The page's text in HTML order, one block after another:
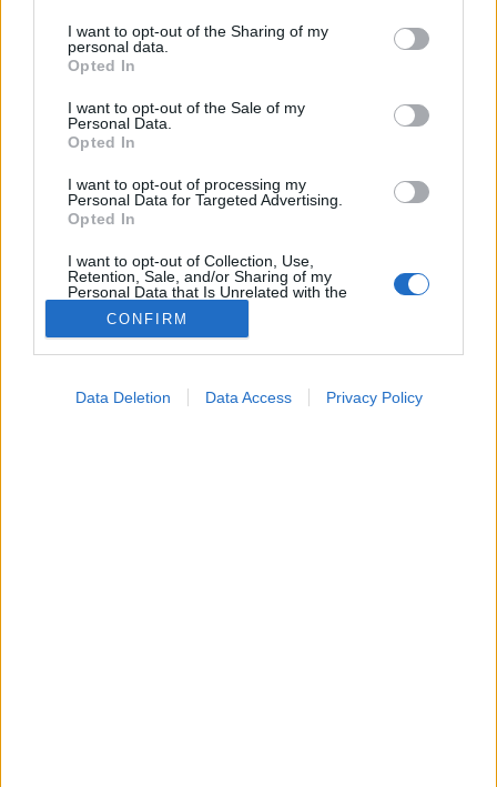
not limited to your visit or usage behaviour. You may click to
grant or deny consent to Google and its third-party tags to
use your data for below specified purposes in below Google
consent section.
I want to opt-out of the Sharing of my
personal data.
Opted In
I want to opt-out of the Sale of my
Personal Data.
Opted In
I want to opt-out of processing my
Personal Data for Targeted Advertising.
Opted In
I want to opt-out of Collection, Use,
Retention, Sale, and/or Sharing of my
Personal Data that Is Unrelated with the
Purposes for which it was collected.
Opted Out
CONFIRM
Data Deletion Data Access Privacy Policy
Szépségápolás
Megosztás
Küldés Küldés Messengeren